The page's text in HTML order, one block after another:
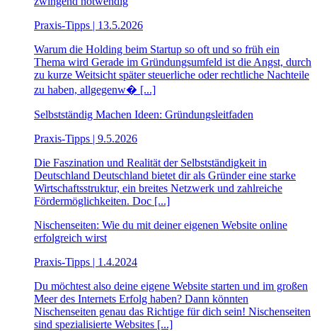
Praxis-Tipps | 13.5.2026
Warum die Holding beim Startup so oft und so früh ein
Thema wird Gerade im Gründungsumfeld ist die Angst, durch
zu kurze Weitsicht später steuerliche oder rechtliche Nachteile
zu haben, allgegenw� [...]
Selbstständig Machen Ideen: Gründungsleitfaden
Praxis-Tipps | 9.5.2026
Die Faszination und Realität der Selbstständigkeit in
Deutschland Deutschland bietet dir als Gründer eine starke
Wirtschaftsstruktur, ein breites Netzwerk und zahlreiche
Fördermöglichkeiten. Doc [...]
Nischenseiten: Wie du mit deiner eigenen Website online
erfolgreich wirst
Praxis-Tipps | 1.4.2024
Du möchtest also deine eigene Website starten und im großen
Meer des Internets Erfolg haben? Dann könnten
Nischenseiten genau das Richtige für dich sein! Nischenseiten
sind spezialisierte Websites [...]